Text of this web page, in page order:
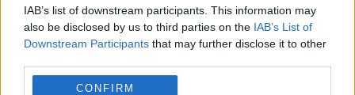
IAB’s list of downstream participants. This information may
also be disclosed by us to third parties on the IAB’s List of
Downstream Participants that may further disclose it to other
CONFIRM